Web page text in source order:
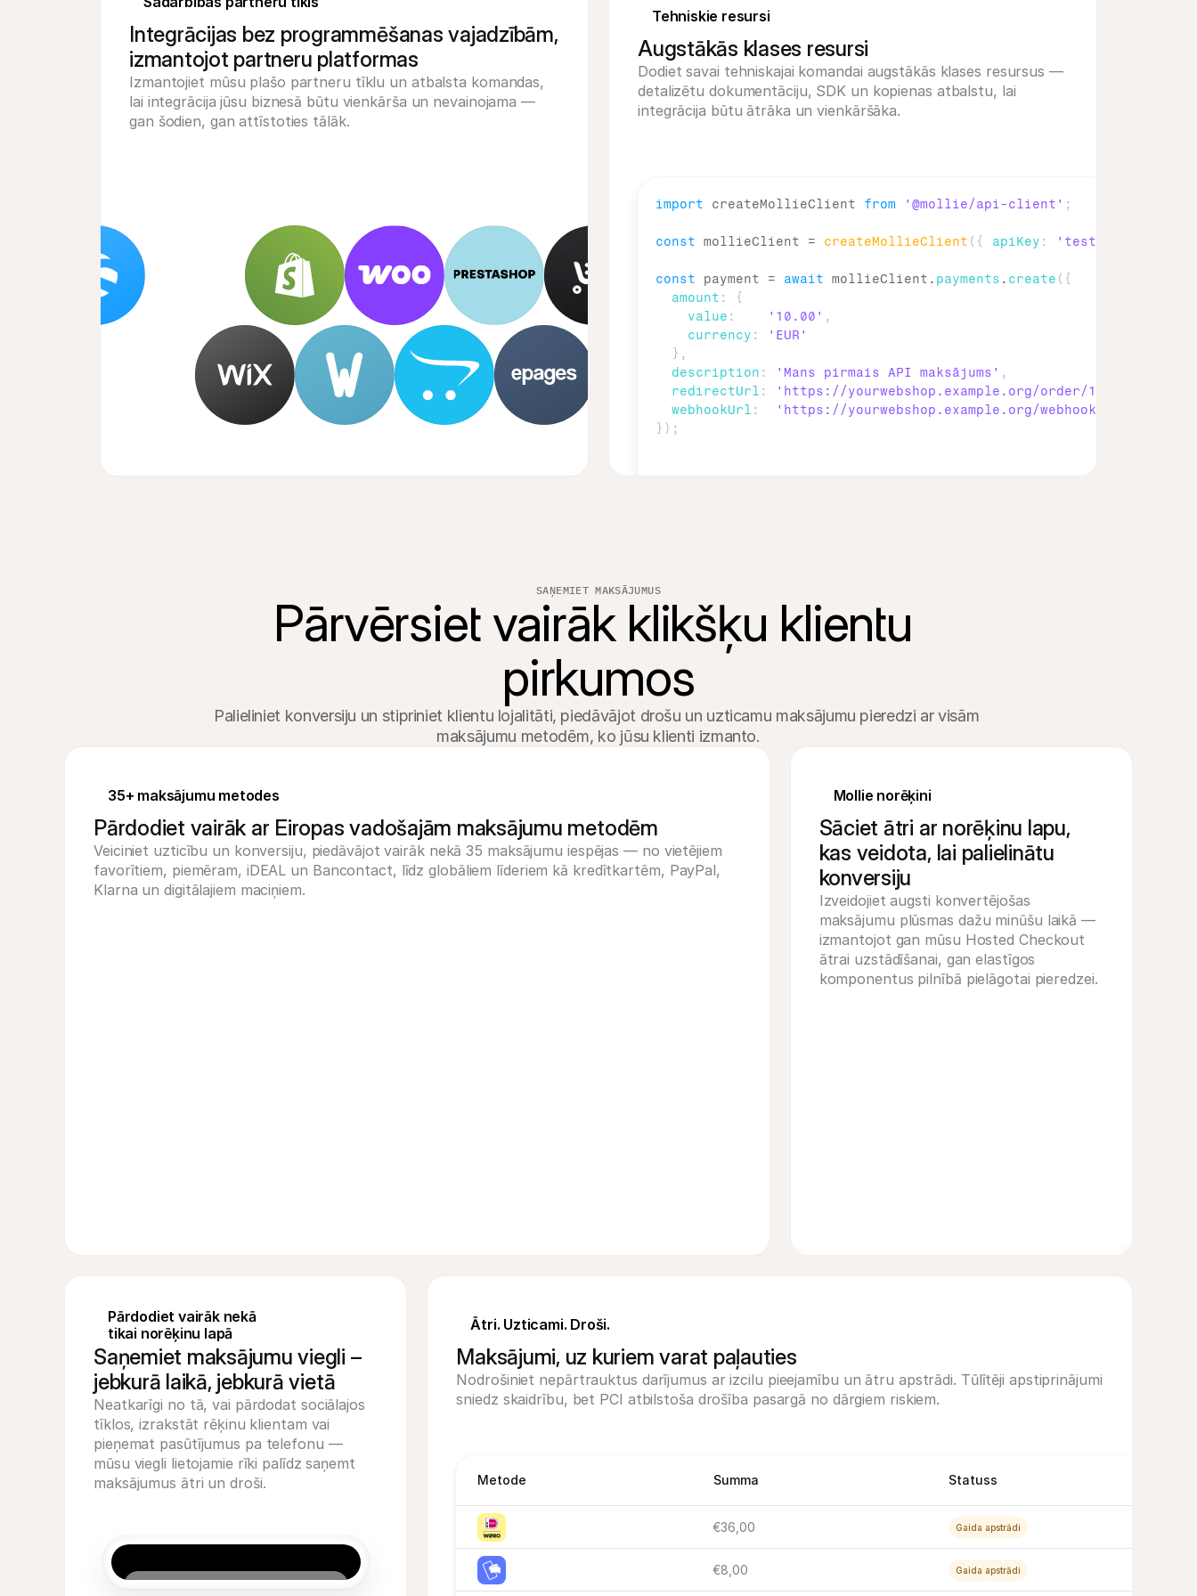
Integrācijas bez programmēšanas vajadzībām,
izmantojot partneru platformas
Izmantojiet mūsu plašo partneru tīklu un atbalsta komandas,
lai integrācija jūsu biznesā būtu vienkārša un nevainojama —
gan šodien, gan attīstoties tālāk.
Tehniskie resursi
Augstākās klases resursi
Dodiet savai tehniskajai komandai augstākās klases resursus —
detalizētu dokumentāciju, SDK un kopienas atbalstu, lai
integrācija būtu ātrāka un vienkāršāka.
import createMollieClient from '@mollie/api-client' ;
const mollieClient = createMollieClient ( { apiKey :
const payment = await mollieClient . payments . create ( {
amount :
{
value : '10.00' ,
currency :
'EUR'
} ,
description : 'Mans pirmais API maksājums' ,
redirectUrl : 'https://yourwebshop.example.org/order/123456'
webhookUrl :
'https://yourwebshop.example.org/webhook'
} ) ;
SAŅEMIET MAKSĀJUMUS
Pārvērsiet vairāk klikšķu klientu
Palieliniet konversiju un stipriniet klientu lojalitāti, piedāvājot drošu un uzticamu maksājumu pieredzi ar visām
maksājumu metodēm, ko jūsu klienti izmanto.
35+ maksājumu metodes
Pārdodiet vairāk ar Eiropas vadošajām maksājumu metodēm
Veiciniet uzticību un konversiju, piedāvājot vairāk nekā 35 maksājumu iespējas — no vietējiem
favorītiem, piemēram, iDEAL un Bancontact, līdz globāliem līderiem kā kredītkartēm, PayPal,
Klarna un digitālajiem maciņiem.
Mollie norēķini
Sāciet ātri ar norēķinu lapu,
kas veidota, lai palielinātu
konversiju
Izveidojiet augsti konvertējošas
maksājumu plūsmas dažu minūšu laikā —
izmantojot gan mūsu Hosted Checkout
ātrai uzstādīšanai, gan elastīgos
komponentus pilnībā pielāgotai pieredzei.
Pārdodiet vairāk nekā
tikai norēķinu lapā
Saņemiet maksājumu viegli –
jebkurā laikā, jebkurā vietā
Neatkarīgi no tā, vai pārdodat sociālajos
tīklos, izrakstāt rēķinu klientam vai
pieņemat pasūtījumus pa telefonu —
mūsu viegli lietojamie rīki palīdz saņemt
maksājumus ātri un droši.
Ātri. Uzticami. Droši.
Maksājumi, uz kuriem varat paļauties
Nodrošiniet nepārtrauktus darījumus ar izcilu pieejamību un ātru apstrādi. Tūlītēji apstiprinājumi
sniedz skaidrību, bet PCI atbilstoša drošība pasargā no dārgiem riskiem.
Metode Summa Statuss
€36,00 Gaida apstrādi
€8,00 Gaida apstrādi